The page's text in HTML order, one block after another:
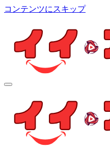
コンテンツにスキップ